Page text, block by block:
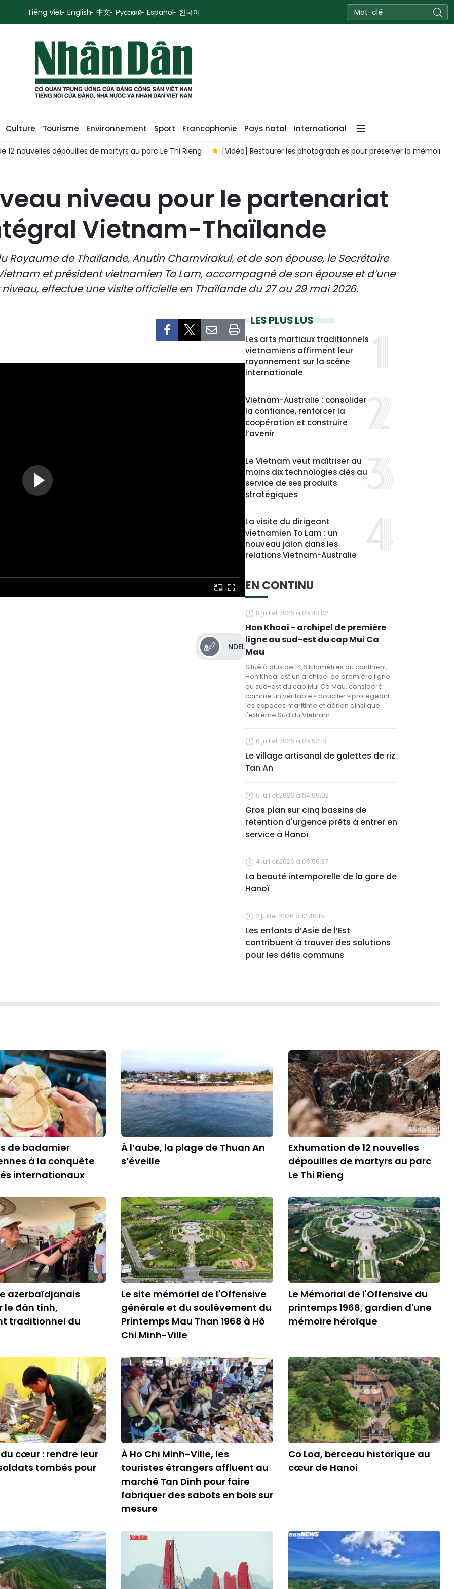
Tiếng Việt English 中文 Русский Español 한국어
Culture Tourisme Environnement Sport Francophonie Pays natal International
12 nouvelles dépouilles de martyrs au parc Le Thi Rieng [Vidéo] Restaurer les photographies pour préserver la mémoire
niveau pour le partenariat
Vietnam-Thaïlande
Royaume de Thaïlande, Anutin Charnvirakul, et de son épouse, le Secrétaire
et président vietnamien To Lam, accompagné de son épouse et d’une
effectue une visite officielle en Thaïlande du 27 au 29 mai 2026.
NDEL
LES PLUS LUS
Les arts martiaux traditionnels
vietnamiens affirment leur
rayonnement sur la scène
internationale
Vietnam-Australie : consolider
la confiance, renforcer la
coopération et construire
l’avenir
Le Vietnam veut maîtriser au
moins dix technologies clés au
service de ses produits
stratégiques
La visite du dirigeant
vietnamien To Lam : un
nouveau jalon dans les
relations Vietnam-Australie
EN CONTINU
8 juillet 2026 à 05:43:02
Hon Khoai - archipel de première
ligne au sud-est du cap Mui Ca
Mau
Situé à plus de 14,6 kilomètres du continent,
Hon Khoai est un archipel de première ligne
au sud-est du cap Mui Ca Mau, considéré
comme un véritable « bouclier » protégeant
les espaces maritime et aérien ainsi que
l'extrême Sud du Vietnam.
6 juillet 2026 à 05:52:13
Le village artisanal de galettes de riz
Tan An
6 juillet 2026 à 04:09:02
Gros plan sur cinq bassins de
rétention d'urgence prêts à entrer en
service à Hanoï
4 juillet 2026 à 08:56:37
La beauté intemporelle de la gare de
Hanoï
2 juillet 2026 à 12:45:15
Les enfants d’Asie de l’Est
contribuent à trouver des solutions
pour les défis communs
de badamier
à la conquête
internationaux
À l’aube, la plage de Thuan An
s’éveille
Exhumation de 12 nouvelles
dépouilles de martyrs au parc
Le Thi Rieng
azerbaïdjanais
le đàn tính,
traditionnel du
Le site mémoriel de l'Offensive
générale et du soulèvement du
Printemps Mau Than 1968 à Hô
Chi Minh-Ville
Le Mémorial de l'Offensive du
printemps 1968, gardien d'une
mémoire héroïque
cœur : rendre leur
tombés pour
À Ho Chi Minh-Ville, les
touristes étrangers affluent au
marché Tan Dinh pour faire
fabriquer des sabots en bois sur
mesure
Co Loa, berceau historique au
cœur de Hanoi